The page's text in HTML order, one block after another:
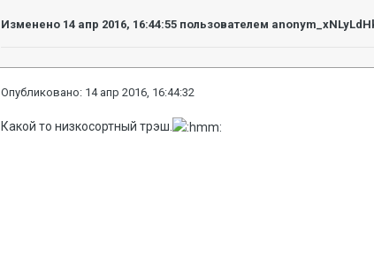
Изменено 14 апр 2016, 16:44:55 пользователем
Опубликовано: 14 апр 2016, 16:44:32
Какой то низкосортный трэш.